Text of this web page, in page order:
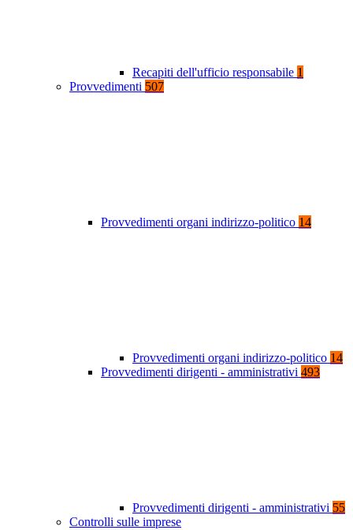
Recapiti dell'ufficio responsabile 1
Provvedimenti 507
Provvedimenti organi indirizzo-politico 14
Provvedimenti organi indirizzo-politico 14
Provvedimenti dirigenti - amministrativi 493
Provvedimenti dirigenti - amministrativi 55
Controlli sulle imprese